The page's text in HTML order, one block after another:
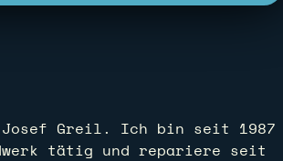
Josef Greil. Ich bin seit 1987
tätig und repariere seit